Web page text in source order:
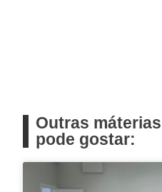
Outras
pode gostar: